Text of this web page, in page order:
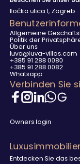
Iločka ulica 1, Zagreb
Allgemeine
Politik der
Über uns
luva@luva-villas.com
+385 91 288 0080
+385 91 288 0082
Whatsapp
Verbinden Sie
Owners login
Entdecken Sie das